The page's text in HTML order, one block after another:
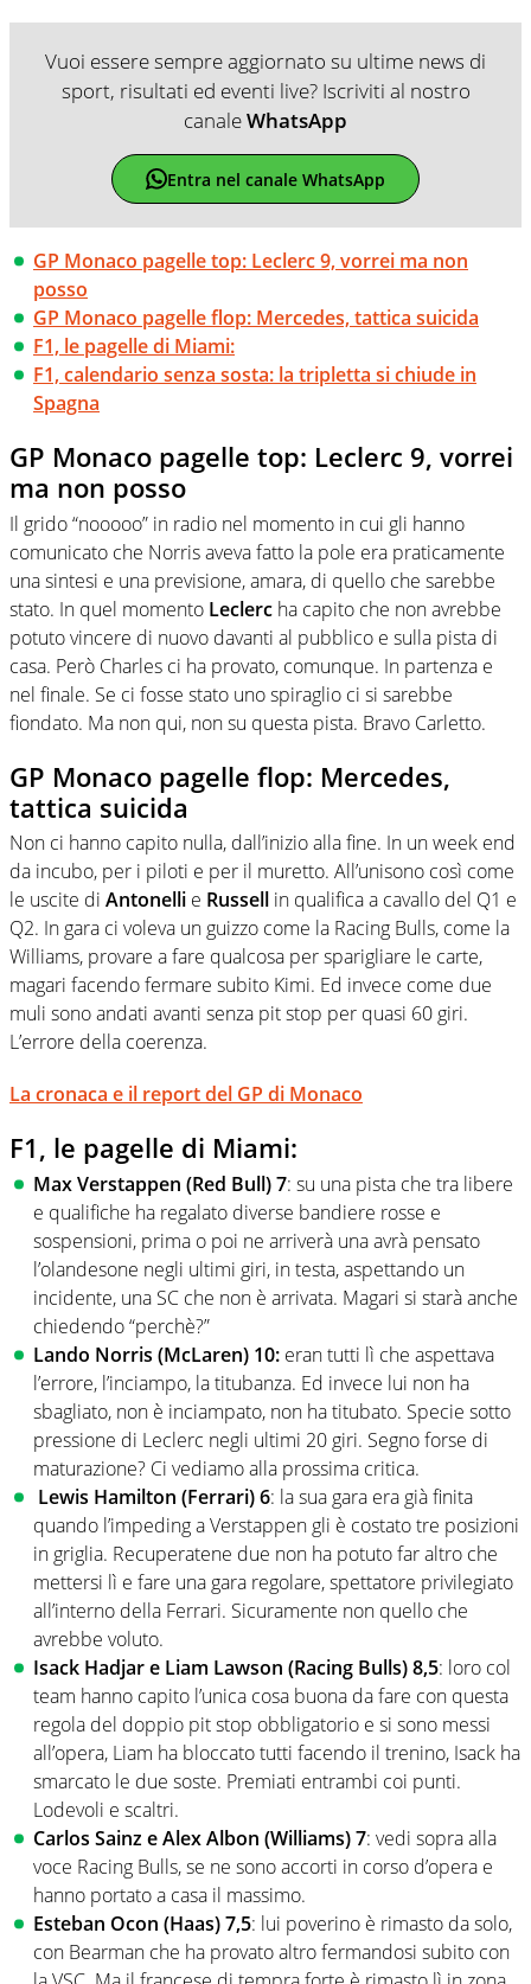
Vuoi essere sempre aggiornato su ultime news di
sport, risultati ed eventi live? Iscriviti al nostro
canaleWhatsApp
Entra nel canale WhatsApp
GP Monaco pagelle top: Leclerc 9, vorrei ma non
posso
GP Monaco pagelle flop: Mercedes, tattica suicida
F1, le pagelle di Miami:
F1, calendario senza sosta: la tripletta si chiude in
Spagna
GP Monaco pagelle top: Leclerc 9, vorrei
ma non posso
Il grido “nooooo” in radio nel momento in cui gli hanno
comunicato che Norris aveva fatto la pole era praticamente
una sintesi e una previsione, amara, di quello che sarebbe
stato. In quel momento Leclerc ha capito che non avrebbe
potuto vincere di nuovo davanti al pubblico e sulla pista di
casa. Però Charles ci ha provato, comunque. In partenza e
nel finale. Se ci fosse stato uno spiraglio ci si sarebbe
fiondato. Ma non qui, non su questa pista. Bravo Carletto.
GP Monaco pagelle flop: Mercedes,
tattica suicida
Non ci hanno capito nulla, dall’inizio alla fine. In un week end
da incubo, per i piloti e per il muretto. All’unisono così come
le uscite di Antonelli e Russell in qualifica a cavallo del Q1 e
Q2. In gara ci voleva un guizzo come la Racing Bulls, come la
Williams, provare a fare qualcosa per sparigliare le carte,
magari facendo fermare subito Kimi. Ed invece come due
muli sono andati avanti senza pit stop per quasi 60 giri.
L’errore della coerenza.
La cronaca e il report del GP di Monaco
F1, le pagelle di Miami:
Max Verstappen (Red Bull) 7: su una pista che tra libere
e qualifiche ha regalato diverse bandiere rosse e
sospensioni, prima o poi ne arriverà una avrà pensato
l’olandesone negli ultimi giri, in testa, aspettando un
incidente, una SC che non è arrivata. Magari si starà anche
chiedendo “perchè?”
Lando Norris (McLaren) 10: eran tutti lì che aspettava
l’errore, l’inciampo, la titubanza. Ed invece lui non ha
sbagliato, non è inciampato, non ha titubato. Specie sotto
pressione di Leclerc negli ultimi 20 giri. Segno forse di
maturazione? Ci vediamo alla prossima critica.
Lewis Hamilton (Ferrari) 6: la sua gara era già finita
quando l’impeding a Verstappen gli è costato tre posizioni
in griglia. Recuperatene due non ha potuto far altro che
mettersi lì e fare una gara regolare, spettatore privilegiato
all’interno della Ferrari. Sicuramente non quello che
avrebbe voluto.
Isack Hadjar e Liam Lawson (Racing Bulls) 8,5: loro col
team hanno capito l’unica cosa buona da fare con questa
regola del doppio pit stop obbligatorio e si sono messi
all’opera, Liam ha bloccato tutti facendo il trenino, Isack ha
smarcato le due soste. Premiati entrambi coi punti.
Lodevoli e scaltri.
Carlos Sainz eAlex Albon (Williams) 7: vedi sopra alla
voce Racing Bulls, se ne sono accorti in corso d’opera e
hanno portato a casa il massimo.
Esteban Ocon (Haas) 7,5: lui poverino è rimasto da solo,
con Bearman che ha provato altro fermandosi subito con